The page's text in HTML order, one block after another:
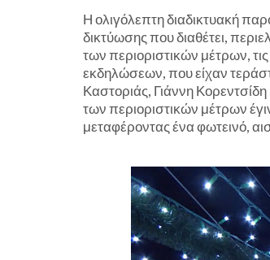
Η ολιγόλεπτη διαδικτυακή
δικτύωσης που διαθέτει,
των περιοριστικών μέτρων,
εκδηλώσεων, που είχαν
Καστοριάς, Γιάννη
των περιοριστικών μέτρων
μεταφέροντας ένα φωτεινό,